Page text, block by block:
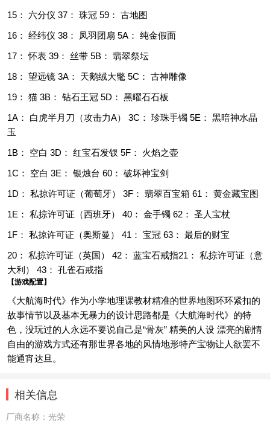
15： 六分仪 37： 珠冠 59： 古地图
16： 经纬仪 38： 凤羽团扇 5A： 纯金假面
17： 怀表 39： 丝带 5B： 翡翠祭坛
18： 望远镜 3A： 天鹅绒大氅 5C： 古神雕像
19： 猫 3B： 钻石王冠 5D： 黑曜石石板
1A： 白虎半月刀（攻击力A） 3C： 珍珠手镯 5E： 黑暗神水晶
玉
1B： 空白 3D： 红宝石发钗 5F： 火焰之壶
1C： 空白 3E： 银烛台 60： 破坏神宝剑
1D： 私掠许可证（葡萄牙） 3F： 翡翠百宝箱 61： 黄金藏宝图
1E： 私掠许可证（西班牙） 40： 金手镯 62： 圣人宝杖
1F： 私掠许可证（奥斯曼） 41： 宝冠 63： 最后的财宝
20： 私掠许可证（英国） 42： 蓝宝石戒指21： 私掠许可证（意
大利） 43： 孔雀石戒指
【游戏配置】
《大航海时代》作为小学地理课教材精准的世界地图环环紧扣的
故事情节以及基本无暴力的设计思路都是《大航海时代》的特
色，没玩过的人永远不要说自己是“骨灰” 精美的人设 漂亮的剧情
自由的游戏方式还有那世界各地的风情地形特产宝物让人欲罢不
能通宵达旦。
相关信息
厂商名称： 光荣